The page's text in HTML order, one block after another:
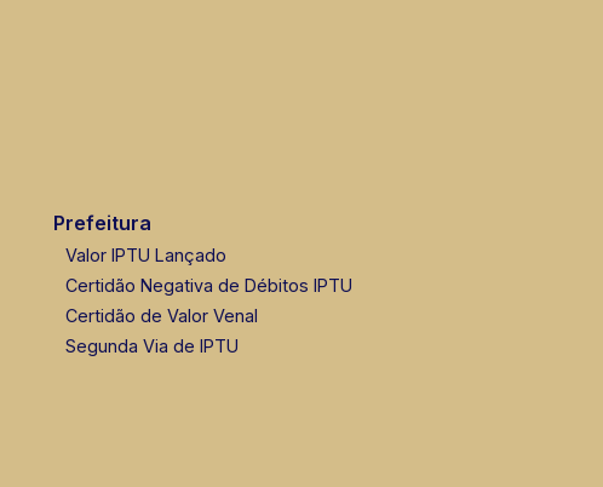
Prefeitura
Valor IPTU Lançado
Certidão Negativa de Débitos IPTU
Certidão de Valor Venal
Segunda Via de IPTU